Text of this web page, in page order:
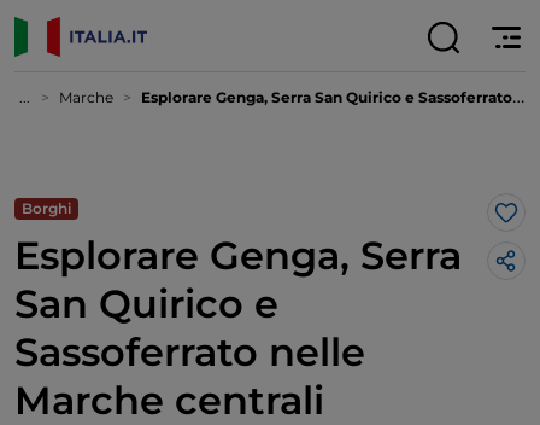
... Marche Esplorare Genga, Serra San Quirico e Sassoferrato nelle Marche centrali
Borghi
Esplorare Genga, Serra
San Quirico e
Sassoferrato nelle
Marche centrali